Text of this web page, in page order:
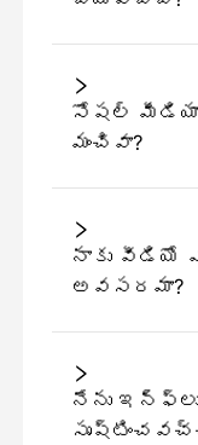
సోషల్
మంచివా?
నాకు వీడియో
అవసరమా?
నేను